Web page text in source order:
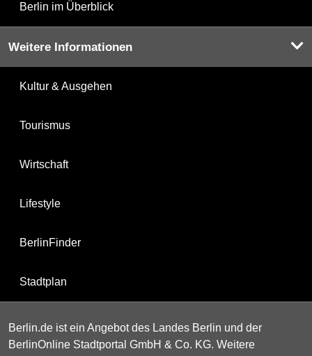
Berlin im Überblick
Weitere Informationen
Kultur & Ausgehen
Tourismus
Wirtschaft
Lifestyle
BerlinFinder
Stadtplan
Berlin.de ist ein Angebot des Landes Berlin und der
BerlinOnline Stadtportal GmbH & Co. KG. Weitere